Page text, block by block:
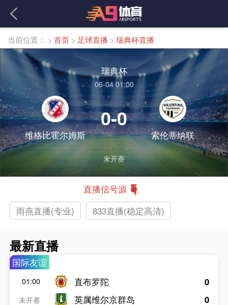
当前位置： > 首页 > 足球直播 > 瑞典杯直播
瑞典杯
06-04 01:00
维格比霍尔姆斯
0-0
索伦蒂纳联
未开赛
直播信号源
雨燕直播(专业)
833直播(稳定高清)
最新直播
国际友谊
01:00
未开赛
直布罗陀
英属维尔京群岛
0
0